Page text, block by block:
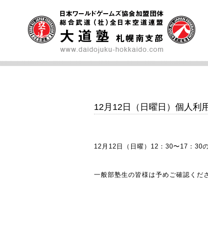
12月12日（日曜日）個人利
12月12日（日曜）12：30〜17：30
一般部塾生の皆様は予めご確認くだ